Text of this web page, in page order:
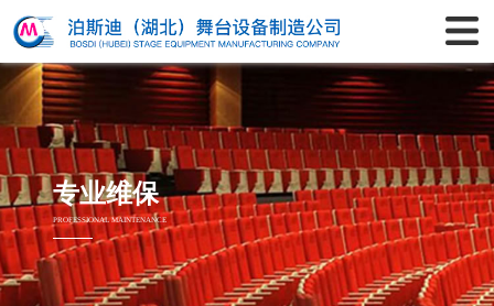
专业维保
PROFESSIONAL MAINTENANCE